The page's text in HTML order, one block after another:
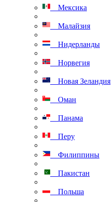
Мексика
Малайзия
Нидерланды
Норвегия
Новая Зеландия
Оман
Панама
Перу
Филиппины
Пакистан
Польша